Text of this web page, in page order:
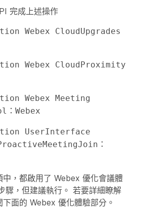
完成上述操作
Webex CloudUpgrades
Webex CloudProximity
Webex Meeting
Webex
UserInterface
：
中，都啟用了 Webex 優化會議體
驟，但建議執行。 若要詳細瞭解
面的 Webex 優化體驗部分。